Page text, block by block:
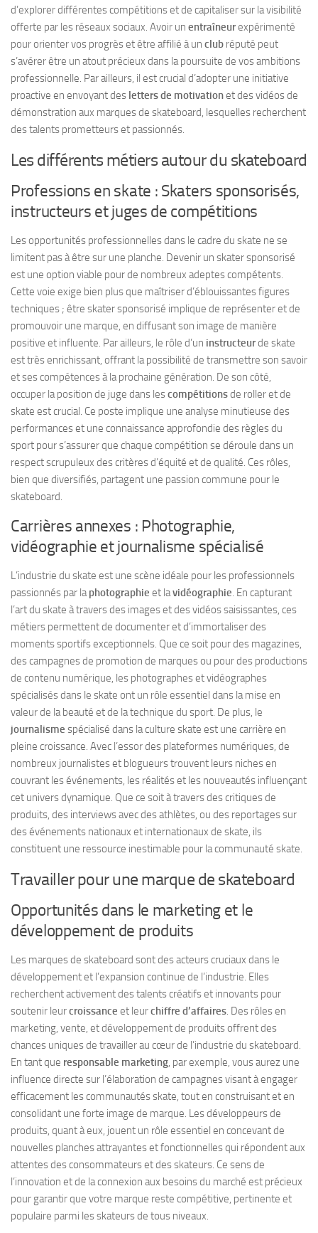
d’explorer différentes compétitions et de capitaliser sur la visibilité
offerte par les réseaux sociaux. Avoir un entraîneurexpérimenté
pour orienter vos progrès et être affilié à un club réputé peut
s’avérer être un atout précieux dans la poursuite de vos ambitions
professionnelle. Par ailleurs, il est crucial d’adopter une initiative
proactive en envoyant des letters de motivationet des vidéos de
démonstration aux marques de skateboard, lesquelles recherchent
des talents prometteurs et passionnés.
Les différents métiers autour du skateboard
Professions en skate : Skaters sponsorisés,
instructeurs et juges de compétitions
Les opportunités professionnelles dans le cadre du skate ne se
limitent pas à être sur une planche. Devenir un skater sponsorisé
est une option viable pour de nombreux adeptes compétents.
Cette voie exige bien plus que maîtriser d’éblouissantes figures
techniques ; être skater sponsorisé implique de représenter et de
promouvoir une marque, en diffusant son image de manière
positive et influente. Par ailleurs, le rôle d’un instructeurde skate
est très enrichissant, offrant la possibilité de transmettre son savoir
et ses compétences à la prochaine génération. De son côté,
occuper la position de juge dans lescompétitionsde roller et de
skate est crucial. Ce poste implique une analyse minutieuse des
performances et une connaissance approfondie des règles du
sport pour s’assurer que chaque compétition se déroule dans un
respect scrupuleux des critères d’équité et de qualité. Ces rôles,
bien que diversifiés, partagent une passion commune pour le
skateboard.
Carrières annexes : Photographie,
vidéographie et journalisme spécialisé
L’industrie du skate est une scène idéale pour les professionnels
passionnés par laphotographie et lavidéographie. En capturant
l’art du skate à travers des images et des vidéos saisissantes, ces
métiers permettent de documenter et d’immortaliser des
moments sportifs exceptionnels. Que ce soit pour des magazines,
des campagnes de promotion de marques ou pour des productions
de contenu numérique, les photographes et vidéographes
spécialisés dans le skate ont un rôle essentiel dans la mise en
valeur de la beauté et de la technique du sport. De plus, le
journalisme spécialisé dans la culture skate est une carrière en
pleine croissance. Avec l’essor des plateformes numériques, de
nombreux journalistes et blogueurs trouvent leurs niches en
couvrant les événements, les réalités et les nouveautés influençant
cet univers dynamique. Que ce soit à travers des critiques de
produits, des interviews avec des athlètes, ou des reportages sur
des événements nationaux et internationaux de skate, ils
constituent une ressource inestimable pour la communauté skate.
Travailler pour une marque de skateboard
Opportunités dans le marketing et le
développement de produits
Les marques de skateboard sont des acteurs cruciaux dans le
développement et l’expansion continue de l’industrie. Elles
recherchent activement des talents créatifs et innovants pour
soutenir leurcroissance et leurchiffre d’affaires. Des rôles en
marketing, vente, et développement de produits offrent des
chances uniques de travailler au cœur de l’industrie du skateboard.
En tant que responsable marketing, par exemple, vous aurez une
influence directe sur l’élaboration de campagnes visant à engager
efficacement les communautés skate, tout en construisant et en
consolidant une forte image de marque. Les développeurs de
produits, quant à eux, jouent un rôle essentiel en concevant de
nouvelles planches attrayantes et fonctionnelles qui répondent aux
attentes des consommateurs et des skateurs. Ce sens de
l’innovation et de la connexion aux besoins du marché est précieux
pour garantir que votre marque reste compétitive, pertinente et
populaire parmi les skateurs de tous niveaux.